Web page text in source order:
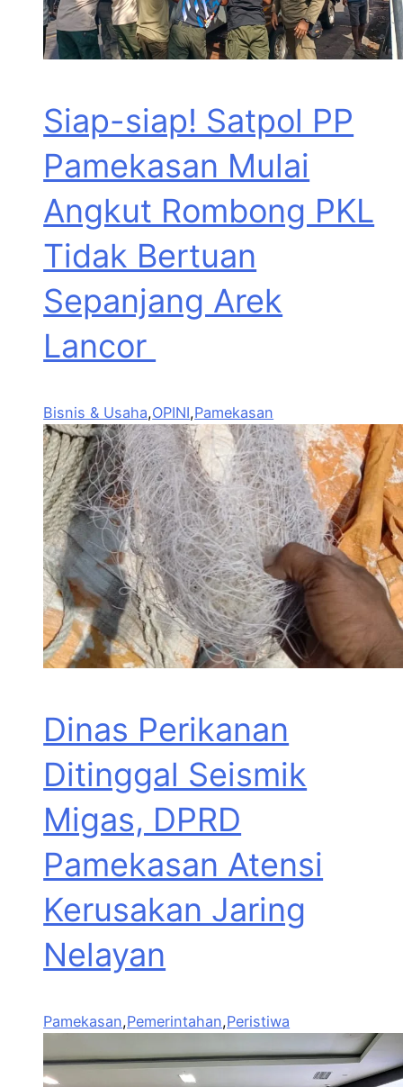
Siap-siap! Satpol PP
Pamekasan Mulai
Angkut Rombong PKL
Tidak Bertuan
Sepanjang Arek
Lancor
Bisnis & Usaha,OPINI,Pamekasan
Dinas Perikanan
Ditinggal Seismik
Migas, DPRD
Pamekasan Atensi
Kerusakan Jaring
Nelayan
Pamekasan,Pemerintahan,Peristiwa